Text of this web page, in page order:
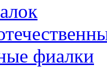
фиалки